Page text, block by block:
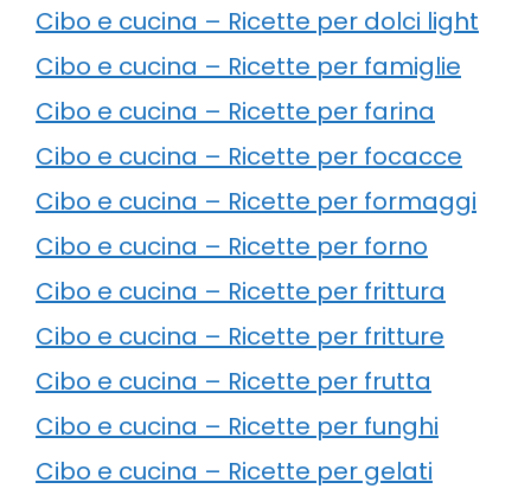
Cibo e cucina – Ricette per dolci light
Cibo e cucina – Ricette per famiglie
Cibo e cucina – Ricette per farina
Cibo e cucina – Ricette per focacce
Cibo e cucina – Ricette per formaggi
Cibo e cucina – Ricette per forno
Cibo e cucina – Ricette per frittura
Cibo e cucina – Ricette per fritture
Cibo e cucina – Ricette per frutta
Cibo e cucina – Ricette per funghi
Cibo e cucina – Ricette per gelati